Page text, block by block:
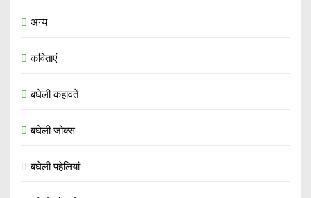
अन्य
कविताएं
बघेली कहावतें
बघेली जोक्स
बघेली पहेलियां